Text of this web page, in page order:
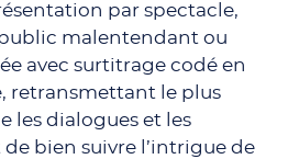
par spectacle,
malentendant ou
avec surtitrage codé en
retransmettant le plus
les dialogues et les
bien suivre l’intrigue de